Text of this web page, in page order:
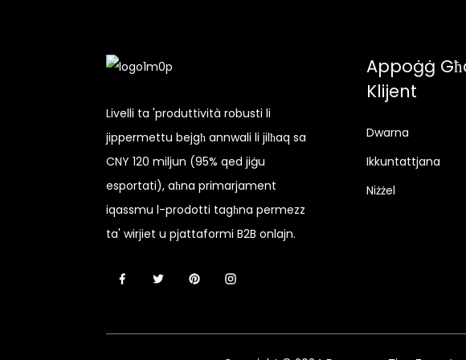
Livelli ta 'produttività robusti li
jippermettu bejgħ annwali li jilħaq sa
CNY 120 miljun (95% qed jiġu
esportati), aħna primarjament
iqassmu l-prodotti tagħna permezz
ta' wirjiet u pjattaformi B2B onlajn.
Appoġġ
Klijent
Dwarna
Ikkuntattjana
Niżżel